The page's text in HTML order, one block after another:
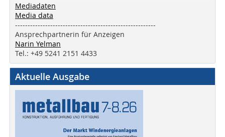
Mediadaten
Media data
--------------------------------------------------------
Ansprechpartnerin für Anzeigen
Narin Yelman
Tel.: +49 5241 2151 4433
Aktuelle Ausgabe